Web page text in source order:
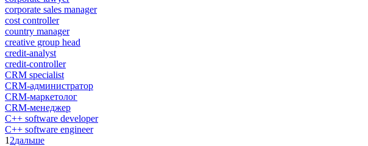
corporate sales manager
cost controller
country manager
creative group head
credit-analyst
credit-controller
CRM specialist
CRM-администратор
CRM-маркетолог
CRM-менеджер
C++ software developer
C++ software engineer
1 2дальше